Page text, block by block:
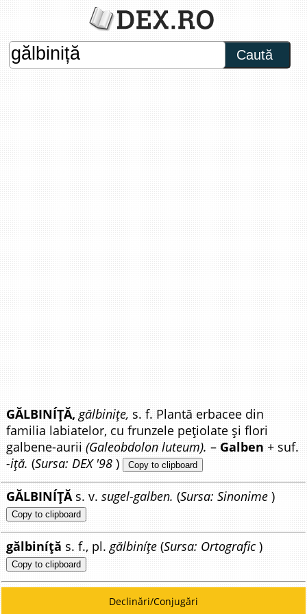
Caută
GĂLBINÍȚĂ, gălbinițe, s. f. Plantă erbacee din
familia labiatelor, cu frunzele pețiolate și flori
galbene-aurii(Galeobdolon luteum). – Galben + suf.
-iță. (Sursa: DEX '98 ) Copy to clipboard
GĂLBINÍȚĂs. v.sugel-galben. (Sursa: Sinonime )
Copy to clipboard
gălbiníță s. f., pl. gălbiníțe (Sursa: Ortografic )
Copy to clipboard
Declinări/Conjugări